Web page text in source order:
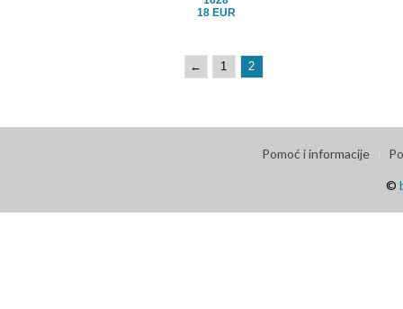
18 EUR
← 1 2
Pomoć i informacije
©